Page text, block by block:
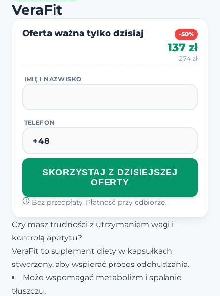
VeraFit
Oferta ważna tylko dzisiaj -50%
137 zł
274 zł
IMIĘ I NAZWISKO
TELEFON
SKORZYSTAJ Z DZISIEJSZEJ
OFERTY
Bez przedpłaty. Płatność przy odbiorze.
Czy masz trudności z utrzymaniem wagi i
kontrolą apetytu?
VeraFit to suplement diety w kapsułkach
stworzony, aby wspierać proces odchudzania.
Może wspomagać metabolizm i spalanie
tłuszczu.